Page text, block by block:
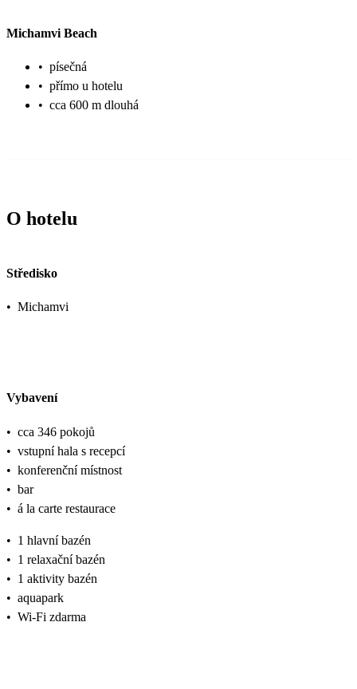
Michamvi Beach
• písečná
• přímo u hotelu
• cca 600 m dlouhá
O hotelu
Středisko
• Michamvi
Vybavení
• cca 346 pokojů
• vstupní hala s recepcí
• konferenční místnost
• bar
• á la carte restaurace
• 1 hlavní bazén
• 1 relaxační bazén
• 1 aktivity bazén
• aquapark
• Wi-Fi zdarma